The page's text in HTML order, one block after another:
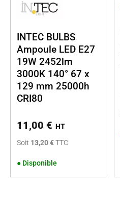
INTEC BULBS
Ampoule LED E27
19W 2452lm
3000K 140° 67 x
129 mm 25000h
CRI80
11,00 € HT
Soit 13,20 €TTC
● Disponible